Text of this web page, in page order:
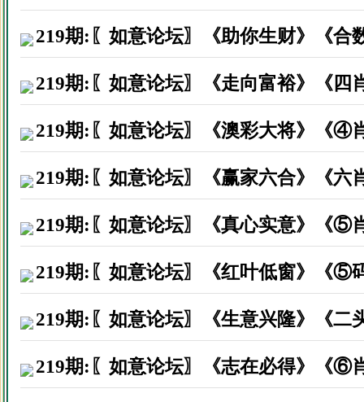
219期:〖如意论坛〗《助你生财》《合
219期:〖如意论坛〗《走向富裕》《四
219期:〖如意论坛〗《澳彩大将》《④
219期:〖如意论坛〗《赢家六合》《六
219期:〖如意论坛〗《真心实意》《⑤
219期:〖如意论坛〗《红叶低窗》《⑤
219期:〖如意论坛〗《生意兴隆》《二
219期:〖如意论坛〗《志在必得》《⑥